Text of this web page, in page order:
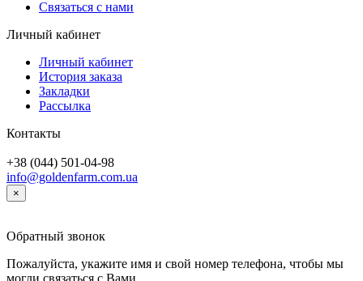
Связаться с нами
Личный кабинет
Личный кабинет
История заказа
Закладки
Рассылка
Контакты
+38 (044) 501-04-98
info@goldenfarm.com.ua
×
Обратный звонок
Пожалуйста, укажите имя и свой номер телефона, чтобы мы
могли связаться с Вами